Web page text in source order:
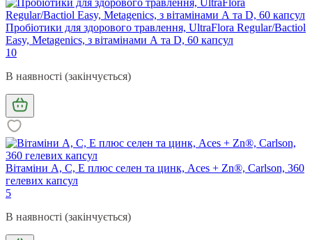
Пробіотики для здорового травлення, UltraFlora Regular/Bactiol
Easy, Metagenics, з вітамінами А та D, 60 капсул
10
В наявності (закінчується)
Вітаміни А, С, Е плюс селен та цинк, Aces + Zn®, Carlson, 360
гелевих капсул
5
В наявності (закінчується)